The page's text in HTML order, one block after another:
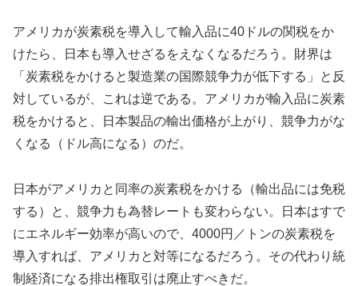
アメリカが炭素税を導入して輸入品に40ドルの関税をか
けたら、日本も導入せざるをえなくなるだろう。財界は
「炭素税をかけると製造業の国際競争力が低下する」と反
対しているが、これは逆である。アメリカが輸入品に炭素
税をかけると、日本製品の輸出価格が上がり、競争力がな
くなる（ドル高になる）のだ。
日本がアメリカと同率の炭素税をかける（輸出品には免税
する）と、競争力も為替レートも変わらない。日本はすで
にエネルギー効率が高いので、4000円／トンの炭素税を
導入すれば、アメリカと対等になるだろう。その代わり統
制経済になる排出権取引は廃止すべきだ。